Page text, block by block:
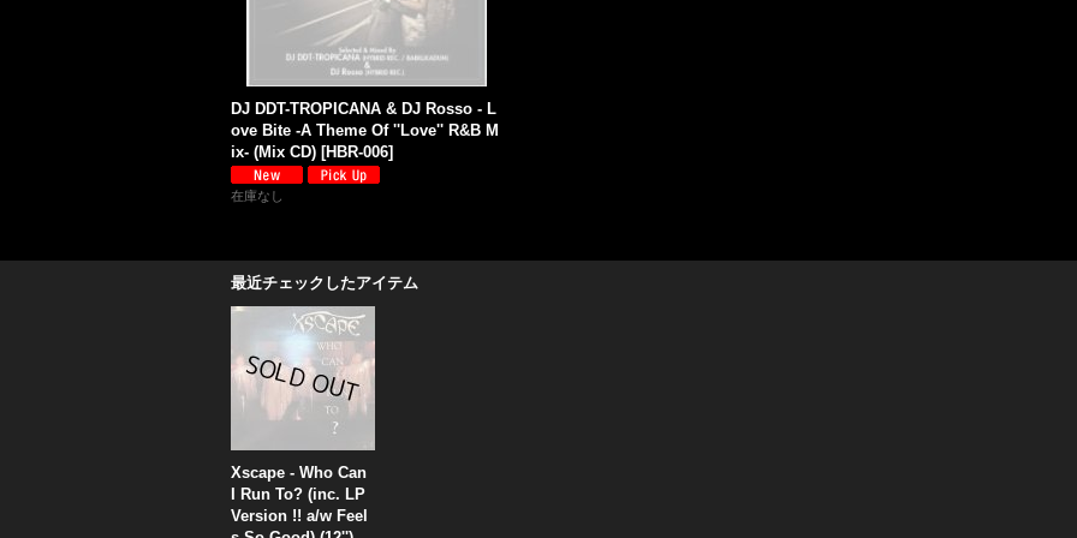
DJ DDT-TROPICANA & DJ Rosso - L
ove Bite -A Theme Of ''Love'' R&B M
ix- (Mix CD) [HBR-006]
在庫なし
最近チェックしたアイテム
Xscape - Who Can
I Run To? (inc. LP
Version !! a/w Feel